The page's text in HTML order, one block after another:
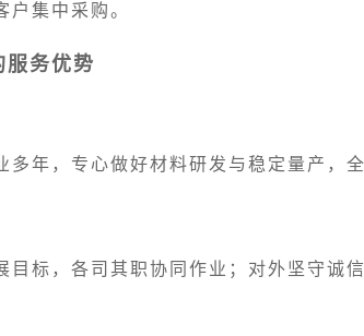
户集中采购。
服务优势
多年，专心做好材料研发与稳定量产，
目标，各司其职协同作业；对外坚守诚